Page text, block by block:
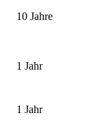
10 Jahre
1 Jahr
1 Jahr